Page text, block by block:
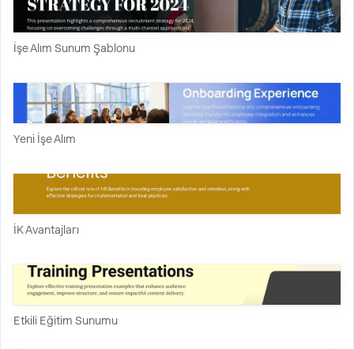
İşe Alım Sunum Şablonu
Yeni İşe Alım
İK Avantajları
Etkili Eğitim Sunumu